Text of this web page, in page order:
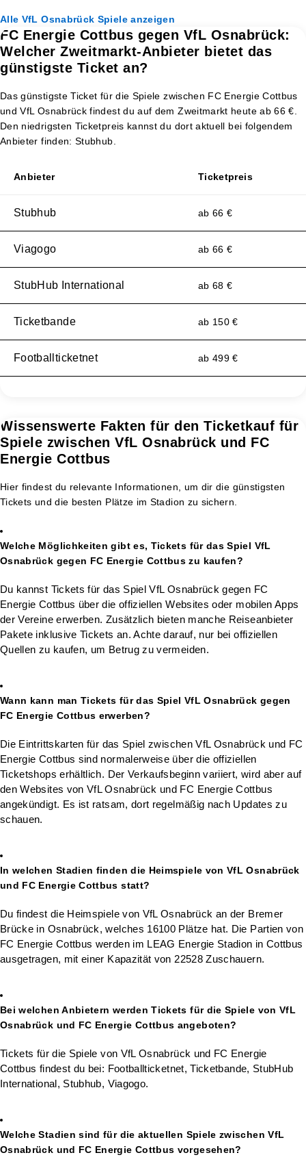
Alle VfL Osnabrück Spiele anzeigen
FC Energie Cottbus gegen VfL Osnabrück:
Welcher Zweitmarkt-Anbieter bietet das
günstigste Ticket an?
Das günstigste Ticket für die Spiele zwischen FC Energie Cottbus
und VfL Osnabrück findest du auf dem Zweitmarkt heute ab 66 €.
Den niedrigsten Ticketpreis kannst du dort aktuell bei folgendem
Anbieter finden: Stubhub.
Anbieter Ticketpreis
Stubhub ab 66 €
Viagogo ab 66 €
StubHub International ab 68 €
Ticketbande ab 150 €
Footballticketnet ab 499 €
Wissenswerte Fakten für den Ticketkauf für
Spiele zwischen VfL Osnabrück und FC
Energie Cottbus
Hier findest du relevante Informationen, um dir die günstigsten
Tickets und die besten Plätze im Stadion zu sichern.
Welche Möglichkeiten gibt es, Tickets für das Spiel VfL
Osnabrück gegen FC Energie Cottbus zu kaufen?
Du kannst Tickets für das Spiel VfL Osnabrück gegen FC
Energie Cottbus über die offiziellen Websites oder mobilen Apps
der Vereine erwerben. Zusätzlich bieten manche Reiseanbieter
Pakete inklusive Tickets an. Achte darauf, nur bei offiziellen
Quellen zu kaufen, um Betrug zu vermeiden.
Wann kann man Tickets für das Spiel VfL Osnabrück gegen
FC Energie Cottbus erwerben?
Die Eintrittskarten für das Spiel zwischen VfL Osnabrück und FC
Energie Cottbus sind normalerweise über die offiziellen
Ticketshops erhältlich. Der Verkaufsbeginn variiert, wird aber auf
den Websites von VfL Osnabrück und FC Energie Cottbus
angekündigt. Es ist ratsam, dort regelmäßig nach Updates zu
schauen.
In welchen Stadien finden die Heimspiele von VfL Osnabrück
und FC Energie Cottbus statt?
Du findest die Heimspiele von VfL Osnabrück an der Bremer
Brücke in Osnabrück, welches 16100 Plätze hat. Die Partien von
FC Energie Cottbus werden im LEAG Energie Stadion in Cottbus
ausgetragen, mit einer Kapazität von 22528 Zuschauern.
Bei welchen Anbietern werden Tickets für die Spiele von VfL
Osnabrück und FC Energie Cottbus angeboten?
Tickets für die Spiele von VfL Osnabrück und FC Energie
Cottbus findest du bei: Footballticketnet, Ticketbande, StubHub
International, Stubhub, Viagogo.
Welche Stadien sind für die aktuellen Spiele zwischen VfL
Osnabrück und FC Energie Cottbus vorgesehen?